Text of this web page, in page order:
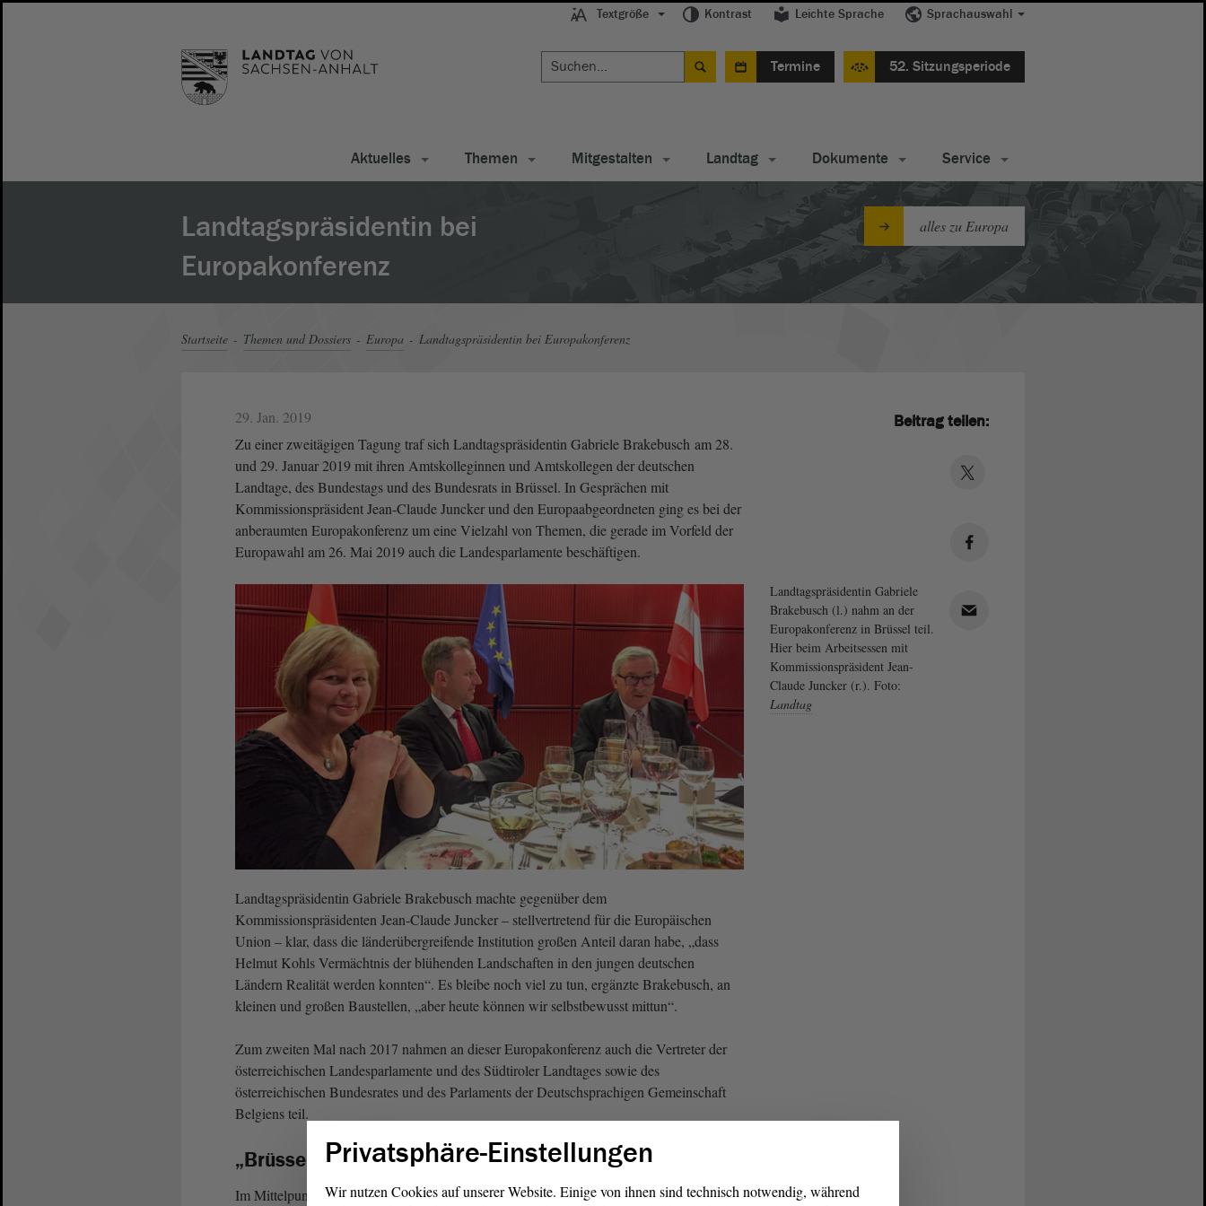
Textgröße Kontrast Leichte Sprache Sprachauswahl
Termine 52. Sitzungsperiode
Aktuelles Themen Mitgestalten Landtag Dokumente Service
Landtagspräsidentin bei
Europakonferenz
alles zu Europa
Startseite Themen und Dossiers Europa Landtagspräsidentin bei Europakonferenz
29. Jan. 2019
Zu einer zweitägigen Tagung traf sich Landtagspräsidentin Gabriele Brakebusch am 28.
und 29. Januar 2019 mit ihren Amtskolleginnen und Amtskollegen der deutschen
Landtage, des Bundestags und des Bundesrats in Brüssel. In Gesprächen mit
Kommissionspräsident Jean-Claude Juncker und den Europaabgeordneten ging es bei der
anberaumten Europakonferenz um eine Vielzahl von Themen, die gerade im Vorfeld der
Europawahl am 26. Mai 2019 auch die Landesparlamente beschäftigen.
Landtagspräsidentin Gabriele
Brakebusch (l.) nahm an der
Europakonferenz in Brüssel teil.
Hier beim Arbeitsessen mit
Kommissionspräsident Jean-
Claude Juncker (r.). Foto:
Landtag
Landtagspräsidentin Gabriele Brakebusch machte gegenüber dem
Kommissionspräsidenten Jean-Claude Juncker – stellvertretend für die Europäischen
Union – klar, dass die länderübergreifende Institution großen Anteil daran habe, „dass
Helmut Kohls Vermächtnis der blühenden Landschaften in den jungen deutschen
Ländern Realität werden konnten“. Es bleibe noch viel zu tun, ergänzte Brakebusch, an
kleinen und großen Baustellen, „aber heute können wir selbstbewusst mittun“.
Zum zweiten Mal nach 2017 nahmen an dieser Europakonferenz auch die Vertreter der
österreichischen Landesparlamente und des Südtiroler Landtages sowie des
österreichischen Bundesrates und des Parlaments der Deutschsprachigen Gemeinschaft
Belgiens teil.
„Brüsseler Erklärung 2019“
Im Mittelpunkt der Diskussionen während der Europakonferenz stand der
Beitrag teilen:
Privatsphäre-Einstellungen
Wir nutzen Cookies auf unserer Website. Einige von ihnen sind technisch notwendig, während